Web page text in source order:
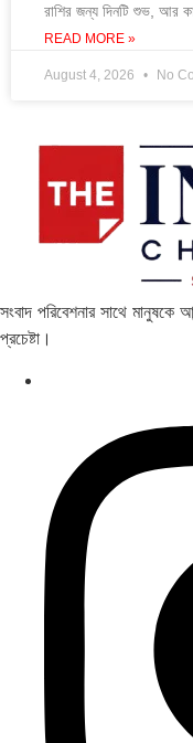
রাশির জন্য দিনটি শুভ, আর
READ MORE »
August 4, 2026 No
সংবাদ পরিবেশনার সাথে মানুষকে
প্রচেষ্টা।